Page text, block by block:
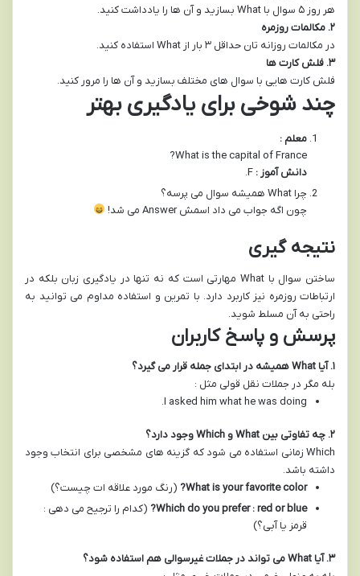
هر روز ۵ سوال با What بسازید و آن ها را یادداشت کنید.
۲. مکالمات روزمره
در مکالمات روزانه تان حداقل ۳ بار از What استفاده کنید.
۳. فلش کارت ها
فلش کارت هایی با سوال های مختلف بسازید و آن ها را مرور کنید.
چند شوخی برای یادگیری بهتر
معلم :
What is the capital of France?
دانش آموز : F.
چرا What همیشه سوال می پرسه؟
چون اگه جواب می داد اسمش Answer می شد!
نتیجه گیری
ساختن سوال با What مهارتی است که نه تنها در یادگیری زبان بلکه در
ارتباطات روزمره نیز کاربرد دارد. با تمرین و استفاده مداوم می توانید به
راحتی به آن مسلط شوید.
پرسش و پاسخ کاربران
۱.آیا
همیشه در ابتدای جمله قرار می گیرد؟
بله مگر در جملات نقل قولی مثل :
I asked him what he was doing.
۲. چه تفاوتی بین و
وجود دارد؟
Which زمانی استفاده می شود که گزینه های مشخصی برای انتخاب وجود
داشته باشد.
What is your favorite color?
(رنگ مورد علاقه ات چیست؟)
Which do you prefer : red or blue?
(کدام را ترجیح می دهی :
قرمز یا آبی؟)
۳.آیا
می تواند در جملات غیرسوالی هم استفاده شود؟